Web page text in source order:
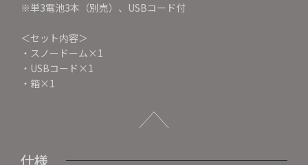
※単3電池3本（別売）、USBコード付
＜セット内容＞
・スノードーム×1
・USBコード×1
・箱×1
仕様